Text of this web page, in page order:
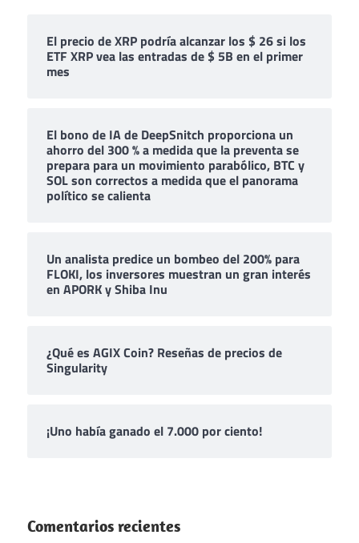
El precio de XRP podría alcanzar los $ 26 si los
ETF XRP vea las entradas de $ 5B en el primer
mes
El bono de IA de DeepSnitch proporciona un
ahorro del 300 % a medida que la preventa se
prepara para un movimiento parabólico, BTC y
SOL son correctos a medida que el panorama
político se calienta
Un analista predice un bombeo del 200% para
FLOKI, los inversores muestran un gran interés
en APORK y Shiba Inu
¿Qué es AGIX Coin? Reseñas de precios de
Singularity
¡Uno había ganado el 7.000 por ciento!
Comentarios recientes